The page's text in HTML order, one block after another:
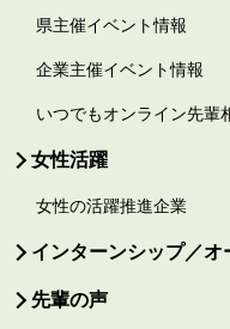
県主催イベント情報
企業主催イベント情報
いつでもオンライン先輩
女性活躍
女性の活躍推進企業
インターンシップ／
先輩の声